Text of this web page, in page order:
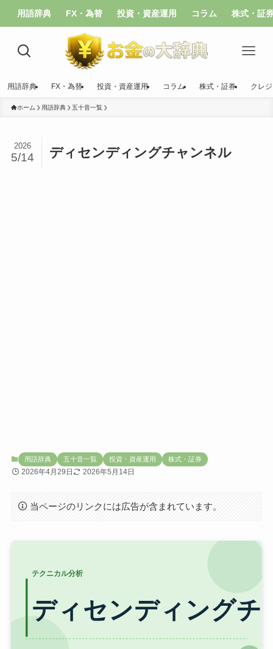
用語辞典 FX・為替 投資・資産運用 コラム 株式・証
用語辞典 FX・為替 投資・資産運用 コラム 株式・証券 クレ
ホーム 用語辞典 五十音一覧
ディセンディングチャンネル
2026
5/14
用語辞典 五十音一覧 投資・資産運用 株式・証券
2026年4月29日 2026年5月14日
当ページのリンクには広告が含まれています。